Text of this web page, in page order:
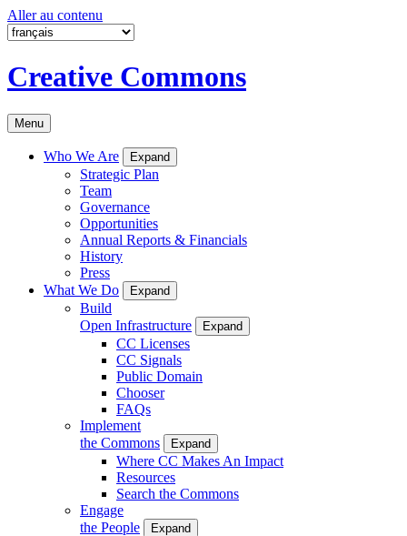
Aller au contenu
Creative Commons
Menu
Who We Are Expand
Strategic Plan
Team
Governance
Opportunities
Annual Reports & Financials
History
Press
What We Do
Expand
Build
Open Infrastructure
Expand
CC Licenses
CC Signals
Public Domain
Chooser
FAQs
Implement
the Commons
Expand
Where CC Makes An Impact
Resources
Search the Commons
Engage
the People
Expand